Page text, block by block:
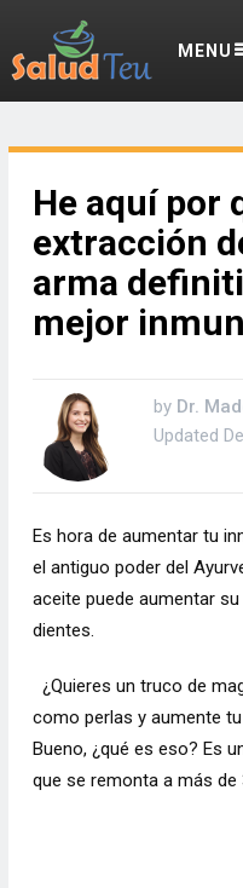
MENU
He aquí por
extracción
arma
mejor
by Dr.
Updated
Es hora de aumentar tu
el antiguo poder del
aceite puede aumentar
dientes.
¿Quieres un truco de
como perlas y aumente
Bueno, ¿qué es eso? Es
que se remonta a más de